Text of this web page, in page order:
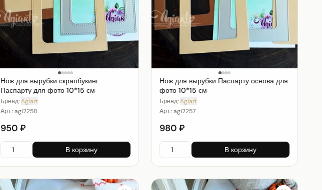
Нож для вырубки скрапбукинг
Паспарту для фото 10*15 см
Бренд:Agiart
Арт.:agi2258
950 ₽
В корзину
Нож для вырубки Паспарту основа для
фото 10*15 см
Бренд:Agiart
Арт.:agi2257
980 ₽
В корзину